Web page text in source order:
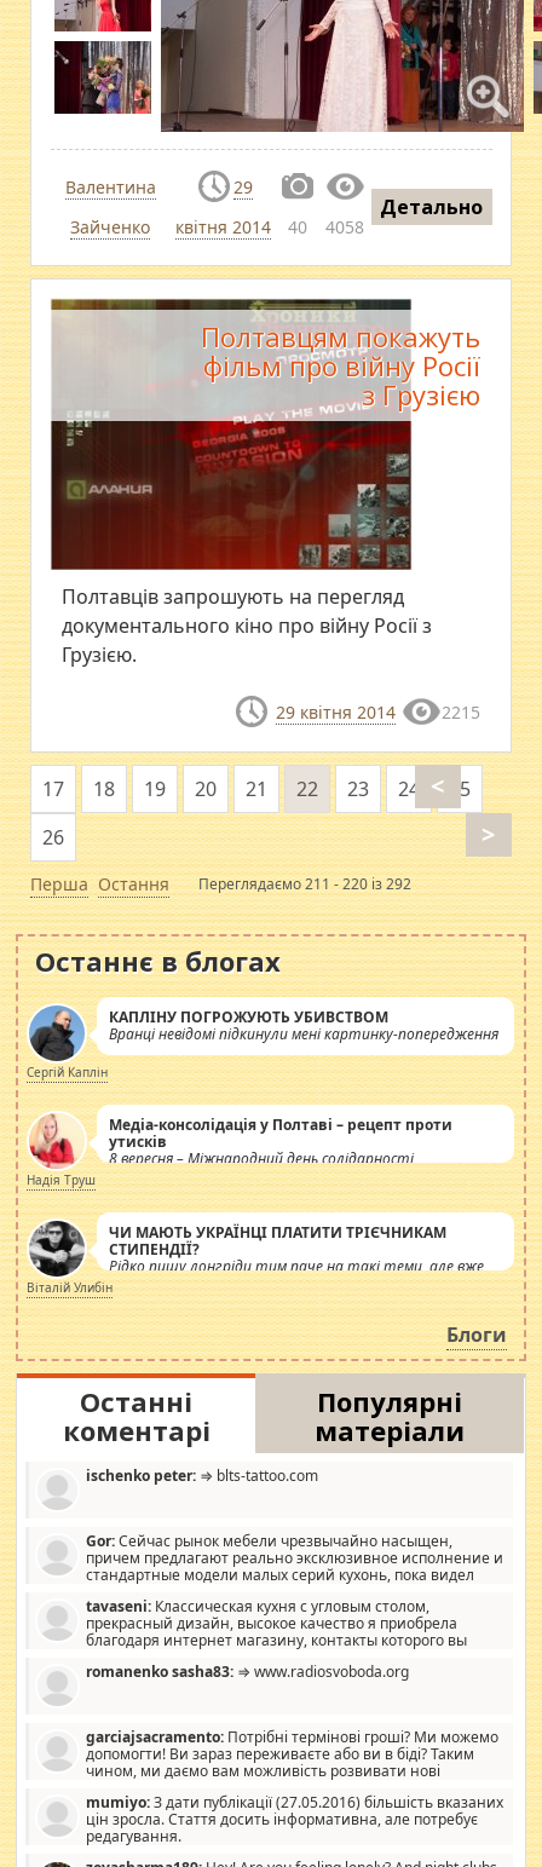
Валентина
Зайченко
29
квітня 2014
40 4058
Детально
Полтавцям покажуть
фільм про війну Росії
з Грузією
Полтавців запрошують на перегляд
документального кіно про війну Росії з
Грузією.
29 квітня 2014 2215
Перша
<
17 18 19 20 21 22 23 24
25
26
>
Остання Переглядаємо 211 - 220 із 292
Останнє в блогах
КАПЛІНУ ПОГРОЖУЮТЬ УБИВСТВОМ
Вранці невідомі підкинули мені картинку-попередження
Сергій Каплін
Медіа-консолідація у Полтаві – рецепт проти
утисків
8 вересня – Міжнародний день солідарності
журналістів.
Надія Труш
ЧИ МАЮТЬ УКРАЇНЦІ ПЛАТИТИ ТРІЄЧНИКАМ
СТИПЕНДІЇ?
Рідко пишу лонгріди тим паче на такі теми, але вже
просто дістало! Обурюють сьогоднішні інсенуації
навколо стипендіального питання. Штучно
роздувається ще одна соціальна катастрофа.
Віталій Улибін
Блоги
Останні
коментарі
Популярні
матеріали
ischenko peter: ⇒ blts-tattoo.com
Gor:Сейчас рынок мебели чрезвычайно насыщен,
причем предлагают реально эксклюзивное исполнение и
стандартные модели малых серий кухонь, пока видел
стандартные формы, в MebelOk, креативненько и что главное -
со вкусом все в порядке, без ненужных наворотов удорожающих
мебель, а это не последний фактор.
tavaseni: Классическая кухня с угловым столом,
прекрасный дизайн, высокое качество я приобрела
благодаря интернет магазину, контакты которого вы
romanenko sasha83: ⇒ www.radiosvoboda.org
garciajsacramento: Потрібні термінові гроші? Ми можемо
допомогти! Ви зараз переживаєте або ви в біді? Таким
чином, ми даємо вам можливість розвивати нові
допомагати людям, які намагаються дати їм шанс. Кожен
заслуговує на другий шанс, і, оскільки влада не зможе, вони
повинні приймати від інших. Для нас нема багато суми, і зрілість
mumiyo:З дати публікації (27.05.2016) більшість вказаних
цін зросла. Стаття досить інформативна, але потребує
редагування.